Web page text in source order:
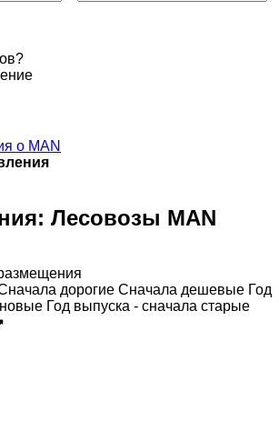
о MAN
Лесовозы MAN
дорогие Сначала дешевые Год
Год выпуска - сначала старые